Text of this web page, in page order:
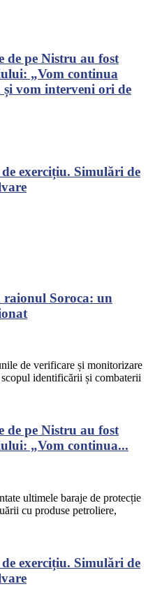
de pe Nistru au fost
„Vom continua
vom interveni ori de
exercițiu. Simulări de
raionul Soroca: un
de verificare și monitorizare
identificării și combaterii
de pe Nistru au fost
„Vom continua...
ultimele baraje de protecție
cu produse petroliere,
exercițiu. Simulări de